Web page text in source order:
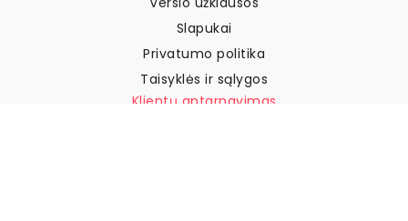
Slapukai
Privatumo politika
Taisyklės ir sąlygos
Klientų aptarnavimas